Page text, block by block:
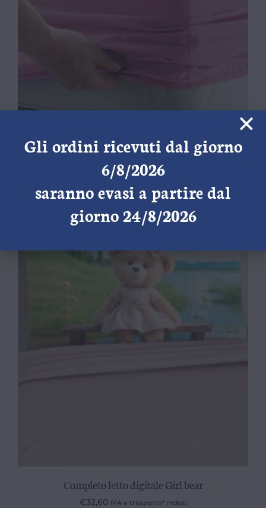
Sotto Lenzuola con angoli – Matrimoniale
IVA e trasporto* inclusi
Scegli
Completo letto digitale Girl bear
€32,60 IVA e trasporto* inclusi
Gli ordini ricevuti dal giorno
6/8/2026
saranno evasi a partire dal
giorno 24/8/2026